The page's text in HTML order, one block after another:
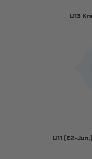
U13
U11 (E2-